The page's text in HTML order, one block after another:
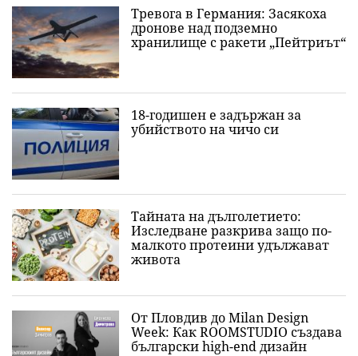
Тревога в Германия: Засякоха
дронове над подземно
хранилище с ракети „Пейтриът“
18-годишен е задържан за
убийството на чичо си
Тайната на дълголетието:
Изследване разкрива защо по-
малкото протеини удължават
живота
От Пловдив до Milan Design
Week: Как ROOMSTUDIO създава
български high-end дизайн